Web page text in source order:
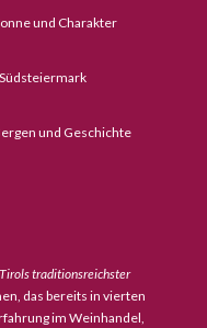
und Charakter
und Geschichte
Tirols traditionsreichster
das bereits in vierten
im Weinhandel,